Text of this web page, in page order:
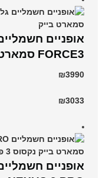
FORCE3 סמארט בייק
₪3990
₪3033